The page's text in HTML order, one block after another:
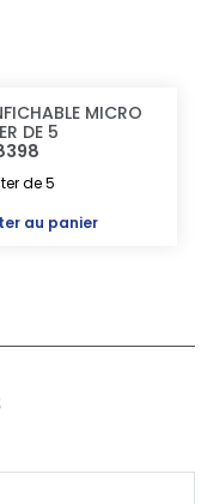
MICRO
DE 5
de 5
au panier